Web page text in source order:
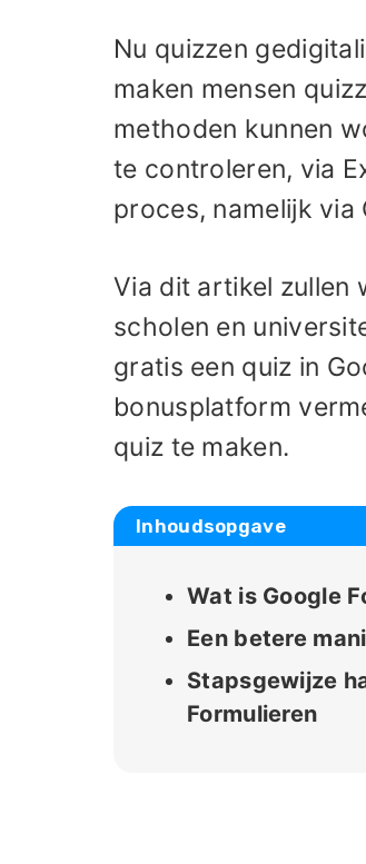
Nu quizzen
maken mensen
methoden kunnen
te controleren, via
proces, namelijk via
Via dit artikel zullen
scholen en
gratis een quiz in
bonusplatform
quiz te maken.
Inhoudsopgave
Wat is Google
Een betere
Stapsgewijze
Formulieren